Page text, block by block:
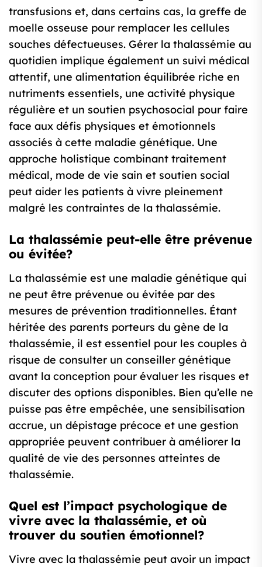
transfusions et, dans certains cas, la greffe de
moelle osseuse pour remplacer les cellules
souches défectueuses. Gérer la thalassémie au
quotidien implique également un suivi médical
attentif, une alimentation équilibrée riche en
nutriments essentiels, une activité physique
régulière et un soutien psychosocial pour faire
face aux défis physiques et émotionnels
associés à cette maladie génétique. Une
approche holistique combinant traitement
médical, mode de vie sain et soutien social
peut aider les patients à vivre pleinement
malgré les contraintes de la thalassémie.
La thalassémie peut-elle être prévenue
ou évitée?
La thalassémie est une maladie génétique qui
ne peut être prévenue ou évitée par des
mesures de prévention traditionnelles. Étant
héritée des parents porteurs du gène de la
thalassémie, il est essentiel pour les couples à
risque de consulter un conseiller génétique
avant la conception pour évaluer les risques et
discuter des options disponibles. Bien qu’elle ne
puisse pas être empêchée, une sensibilisation
accrue, un dépistage précoce et une gestion
appropriée peuvent contribuer à améliorer la
qualité de vie des personnes atteintes de
thalassémie.
Quel est l’impact psychologique de
vivre avec la thalassémie, et où
trouver du soutien émotionnel?
Vivre avec la thalassémie peut avoir un impact